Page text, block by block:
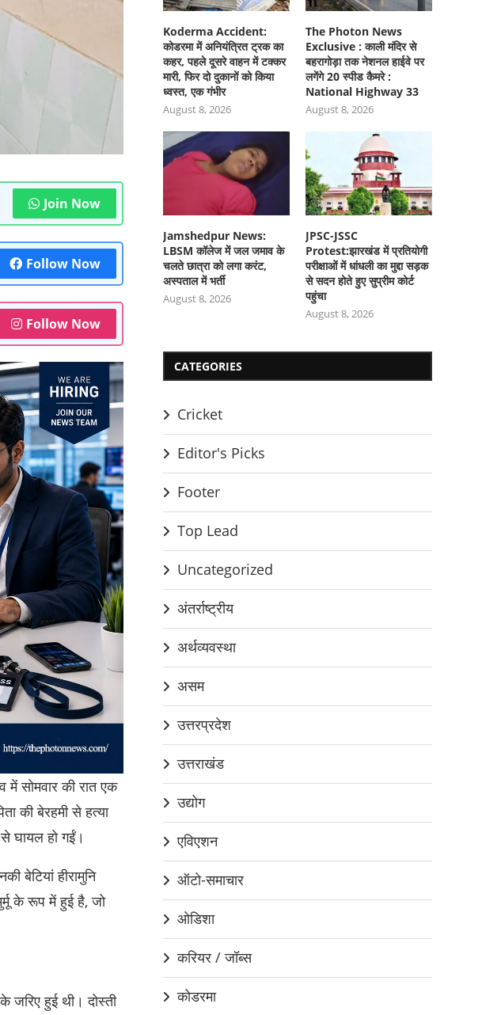
Join Now
Follow Now
Follow Now
में सोमवार की रात एक
की बेरहमी से हत्या
घायल हो गईं।
बेटियां हीरामुनि
के रूप में हुई है, जो
जरिए हुई थी। दोस्ती
Koderma Accident:
कोडरमा में अनियंत्रित ट्रक का
कहर, पहले दूसरे वाहन में टक्कर
मारी, फिर दो दुकानों को किया
ध्वस्त, एक गंभीर
August 8, 2026
The Photon News
Exclusive : काली मंदिर से
बहरागोड़ा तक नेशनल हाईवे पर
लगेंगे 20 स्पीड कैमरे :
National Highway 33
August 8, 2026
Jamshedpur News:
LBSM कॉलेज में जल जमाव के
चलते छात्रा को लगा करंट,
अस्पताल में भर्ती
August 8, 2026
JPSC-JSSC
Protest:झारखंड में प्रतियोगी
परीक्षाओं में धांधली का मुद्दा सड़क
से सदन होते हुए सुप्रीम कोर्ट
पहुंचा
August 8, 2026
CATEGORIES
Cricket
Editor's Picks
Footer
Top Lead
Uncategorized
अंतर्राष्ट्रीय
अर्थव्यवस्था
असम
उत्तरप्रदेश
उत्तराखंड
उद्योग
एविएशन
ऑटो-समाचार
ओडिशा
करियर / जॉब्स
कोडरमा